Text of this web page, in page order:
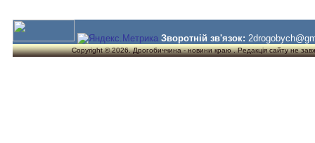
Зворотній зв'язок:
Copyright © 2026. Дрогобиччина - новини краю . Редакція сайту не